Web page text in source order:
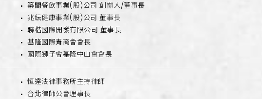
築間餐飲事業(股)公司 創辦人/董事長
兆紜健康事業(股)公司 董事長
聯楷國際開發有限公司 董事長
基隆國際青商會會長
國際獅子會基隆中山會會長
恒達法律事務所主持律師
台北律師公會理事長